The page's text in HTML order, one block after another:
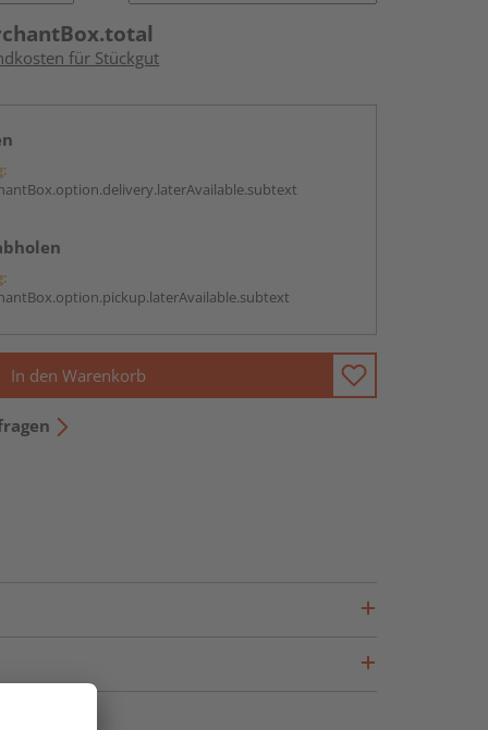
für Stückgut
In den Warenkorb